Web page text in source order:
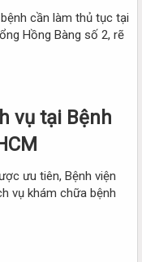
cần làm thủ tục tại
Hồng Bàng số 2, rẽ
vụ tại Bệnh
ưu tiên, Bệnh viện
vụ khám chữa bệnh